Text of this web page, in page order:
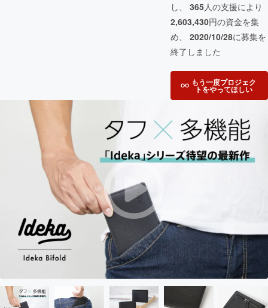
し、 365人の支援により
2,603,430円の資金を集
め、 2020/10/28に募集を
終了しました
もう一度プロジェク
トをやってほしい